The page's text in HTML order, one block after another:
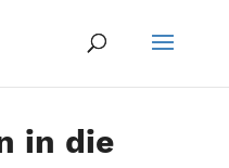
in die